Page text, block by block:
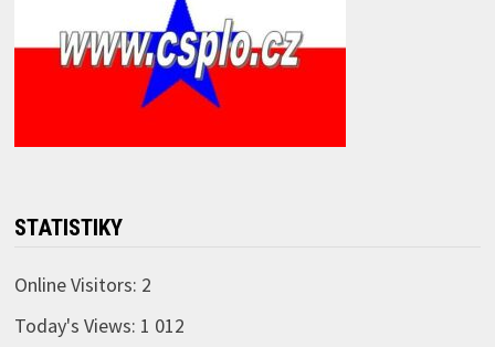
STATISTIKY
Online Visitors: 2
Today's Views: 1 012